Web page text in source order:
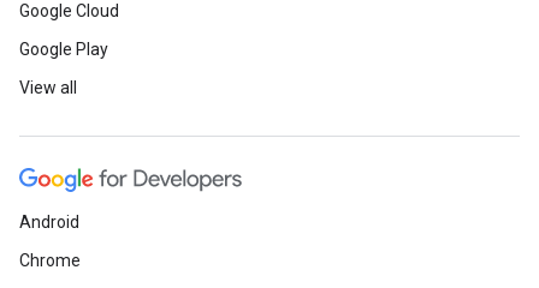
Google Cloud
Google Play
View all
Android
Chrome